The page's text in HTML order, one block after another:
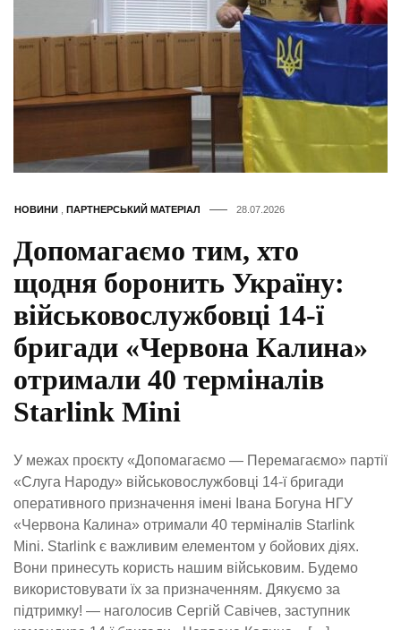
НОВИНИ ПАРТНЕРСЬКИЙ МАТЕРІАЛ 28.07.2026
Допомагаємо тим, хто
щодня боронить Україну:
військовослужбовці 14-ї
бригади «Червона Калина»
отримали 40 терміналів
Starlink Mini
У межах проєкту «Допомагаємо — Перемагаємо» партії
«Слуга Народу» військовослужбовці 14-ї бригади
оперативного призначення імені Івана Богуна НГУ
«Червона Калина» отримали 40 терміналів Starlink
Mini. Starlink є важливим елементом у бойових діях.
Вони принесуть користь нашим військовим. Будемо
використовувати їх за призначенням. Дякуємо за
підтримку! — наголосив Сергій Савічев, заступник